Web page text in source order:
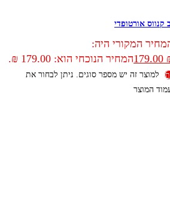
אורטופדי
המקורי היה:
179.00המחיר הנוכחי הוא: 179.00 ₪.
למוצר זה יש מספר סוגים. ניתן לבחור את
המוצר